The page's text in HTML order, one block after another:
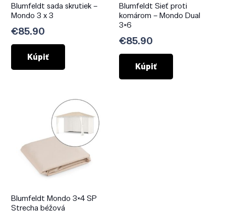
Blumfeldt sada skrutiek –
Mondo 3 x 3
€85.90
Kúpiť
Blumfeldt Sieť proti
komárom – Mondo Dual
3×6
€85.90
Kúpiť
Blumfeldt Mondo 3×4 SP
Strecha béžová